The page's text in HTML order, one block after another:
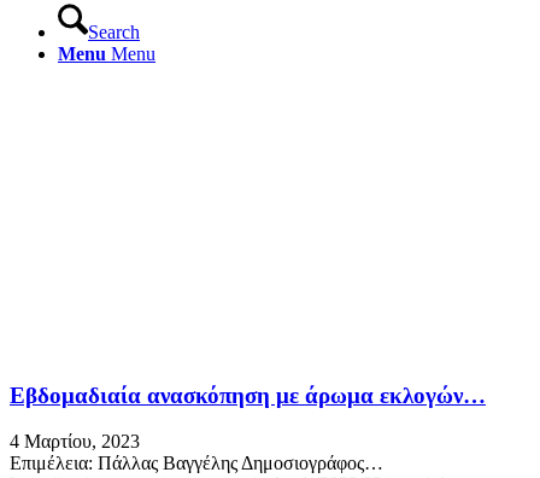
Search
Menu Menu
Εβδομαδιαία ανασκόπηση με άρωμα εκλογών…
4 Μαρτίου, 2023
Επιμέλεια: Πάλλας Βαγγέλης Δημοσιογράφος…